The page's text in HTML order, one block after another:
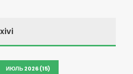
ИЮЛЬ 2026 (15)